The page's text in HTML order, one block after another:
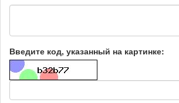
Введите код, указанный на картинке: